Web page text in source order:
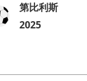
第比利斯
2025